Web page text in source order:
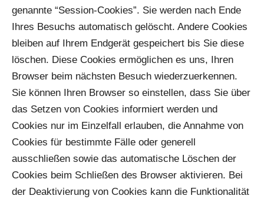
genannte “Session-Cookies”. Sie werden nach Ende
Ihres Besuchs automatisch gelöscht. Andere Cookies
bleiben auf Ihrem Endgerät gespeichert bis Sie diese
löschen. Diese Cookies ermöglichen es uns, Ihren
Browser beim nächsten Besuch wiederzuerkennen.
Sie können Ihren Browser so einstellen, dass Sie über
das Setzen von Cookies informiert werden und
Cookies nur im Einzelfall erlauben, die Annahme von
Cookies für bestimmte Fälle oder generell
ausschließen sowie das automatische Löschen der
Cookies beim Schließen des Browser aktivieren. Bei
der Deaktivierung von Cookies kann die Funktionalität